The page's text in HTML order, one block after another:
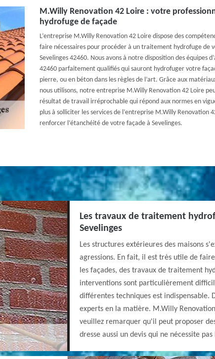
M.Willy Renovation 42 Loire : votre
hydrofuge de façade
L’entreprise M.Willy Renovation 42 Loire dispose des
faire nécessaires pour procéder à un traitement hydrofuge de
Sevelinges 42460. Nous avons à notre disposition des équipes
42460 parfaitement qualifiés qui sauront hydrofuger votre
pierre, ou en béton dans les règles de l’art. Grâce aux
nous utilisons, notre entreprise M.Willy Renovation 42 Loire
résultat de travail irréprochable qui répond aux normes en
plus à solliciter les services de l’entreprise M.Willy Renovation
renforcer l’étanchéité de votre façade à Sevelinges.
Les travaux de traitement
Sevelinges
Les structures extérieures des maisons
agressions. En fait, il est très utile de
les façades, des travaux de traitement
interventions sont particulièrement
différentes techniques est
experts en la matière. M.Willy
veuillez remarquer qu'il peut proposer
dresse aussi un devis qui ne nécessite